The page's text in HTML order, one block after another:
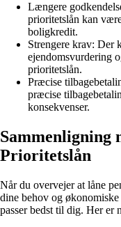
Længere
prioritetslån kan
boligkredit.
Strengere krav: Der
ejendomsvurdering
prioritetslån.
Præcise
præcise
konsekvenser.
Sammenligning
Prioritetslån
Når du overvejer at låne
dine behov og
passer bedst til dig. Her er